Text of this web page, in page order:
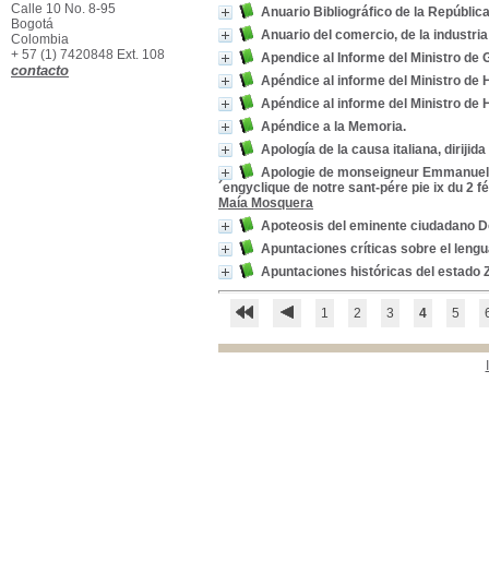
Anuario Bibliográfico de la
Anuario del comercio, de la industria
Apendice al Informe del Ministro de
Apéndice al informe del Ministro de
Apéndice al informe del Ministro de
Apéndice a la Memoria.
Apología de la causa italiana,
Apologie de monseigneur
´engyclique de notre sant-pére pie ix du 2
Maía Mosquera
Apoteosis del eminente ciudadano
Apuntaciones críticas sobre el
Apuntaciones históricas del estado
1 2 3 4 5
Historia Universal
Historia Universal
Colombia -Historia -Descubrimiento y Conquista, 1499-1550
Colombia -Historia -
Descubrimiento y
Conquista, 1499-1550
Colombia-- Descripciones y viajes.
Colombia -Descripciones y viajes -Siglo XIX
América -Descubrimiento y Exploraciones
Calle 10 No. 8-95
Bogotá
Colombia
+ 57 (1) 7420848 Ext. 108
contacto